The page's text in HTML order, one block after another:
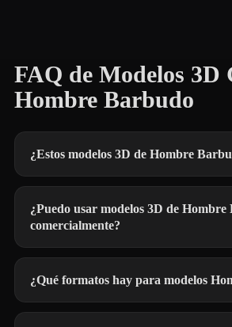
FAQ de Modelos 3D
Hombre Barbudo
¿Estos modelos 3D de Hombre
¿Puedo usar modelos 3D de
comercialmente?
¿Qué formatos hay para modelos